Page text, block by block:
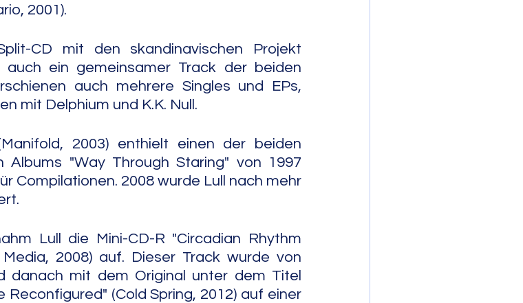
2001).
CD mit den skandinavischen Projekt
ein gemeinsamer Track der beiden
auch mehrere Singles und EPs,
mit Delphium und K.K. Null.
2003) enthielt einen der beiden
Albums "Way Through Staring" von 1997
Compilationen. 2008 wurde Lull nach mehr
Lull die Mini-CD-R "Circadian Rhythm
2008) auf. Dieser Track wurde von
danach mit dem Original unter dem Titel
(Cold Spring, 2012) auf einer